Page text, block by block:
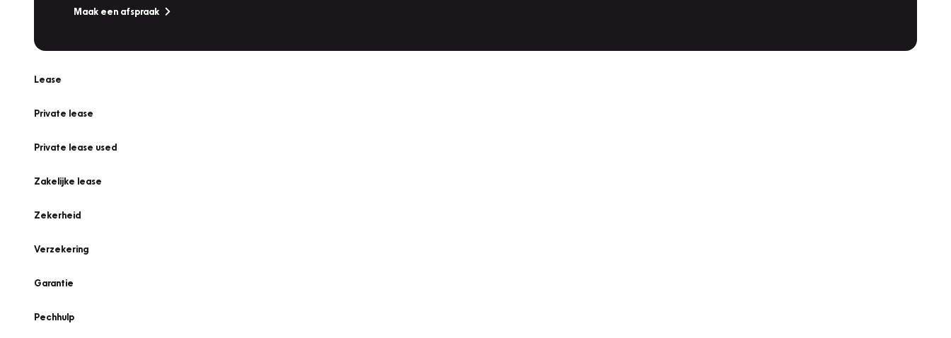
Maak een afspraak
Lease
Private lease
Private lease used
Zakelijke lease
Zekerheid
Verzekering
Garantie
Pechhulp